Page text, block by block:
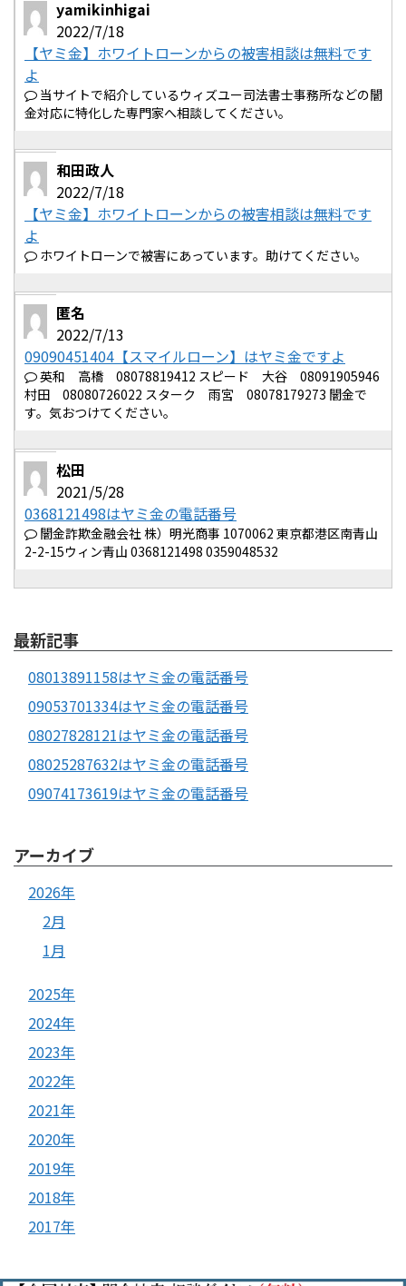
yamikinhigai
2022/7/18
【ヤミ金】ホワイトローンからの被害相談は無料です
よ
当サイトで紹介しているウィズユー司法書士事務所などの闇
金対応に特化した専門家へ相談してください。
和田政人
2022/7/18
【ヤミ金】ホワイトローンからの被害相談は無料です
よ
ホワイトローンで被害にあっています。助けてください。
匿名
2022/7/13
09090451404【スマイルローン】はヤミ金ですよ
英和 高橋 08078819412 スピード 大谷 08091905946
村田 08080726022 スターク 雨宮 08078179273 闇金で
す。気おつけてください。
松田
2021/5/28
0368121498はヤミ金の電話番号
闇金詐欺金融会社 株）明光商事 1070062 東京都港区南青山
2-2-15ウィン青山 0368121498 0359048532
最新記事
08013891158はヤミ金の電話番号
09053701334はヤミ金の電話番号
08027828121はヤミ金の電話番号
08025287632はヤミ金の電話番号
09074173619はヤミ金の電話番号
アーカイブ
2026年
2月
1月
2025年
2024年
2023年
2022年
2021年
2020年
2019年
2018年
2017年